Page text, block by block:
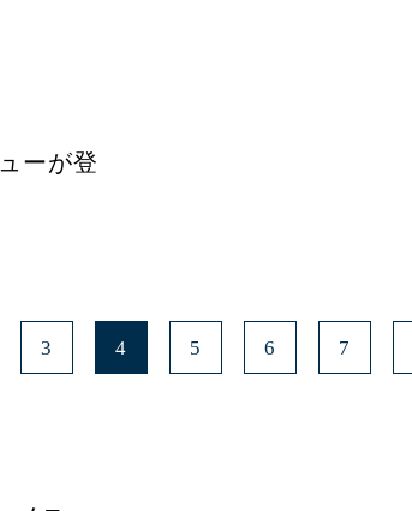
ーが登
3 4 5 6 7